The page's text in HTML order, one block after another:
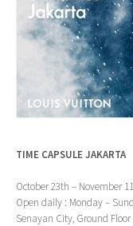
TIME CAPSULE JAKARTA
October 23th – November 11
Open daily : Monday –
Senayan City, Ground Floor